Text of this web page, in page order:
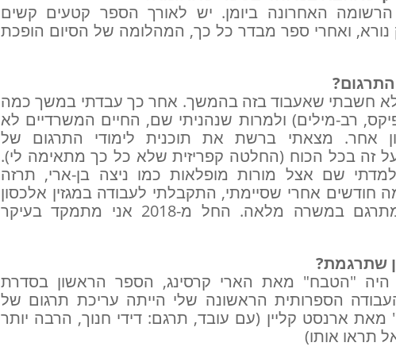
האחרונה ביומן. יש לאורך הספר קטעים קשים
נורא, ואחרי ספר מבדר כל כך, המהלומה של הסיום הופכת
חשבתי שאעבוד בזה בהמשך. אחר כך עבדתי במשך כמה
רב-מילים) ולמרות שנהניתי שם, החיים המשרדיים לא
אחר. מצאתי ברשת את תוכנית לימודי התרגום של
זה בכל הכוח (החלטה קפריזית שלא כל כך מתאימה לי).
שם אצל מורות מופלאות כמו ניצה בן-ארי, תרזה
חודשים אחרי שסיימתי, התקבלתי לעבודה במגזין אלכסון
שבדיוק נולד, ומאז אני מתרגם במשרה מלאה. החל מ-2018 אני מתמקד בעיקר
היה "הטבח" מאת הארי קרסינג, הספר הראשון בסדרת
הספרותית הראשונה שלי הייתה עריכת תרגום של
ארנסט קליין (עם עובד, תרגם: דידי חנוך, הרבה יותר
תראו אותו)